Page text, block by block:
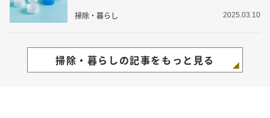
掃除・暮らし 2025.03.10
掃除・暮らしの記事をもっと見る